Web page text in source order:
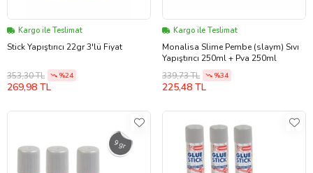
Kargo ile Teslimat
Stick Yapıştırıcı 22gr 3'lü Fiyat
353,30 TL %24
269,98 TL
Kargo ile Teslimat
Monalisa Slime Pembe (slaym) Sıvı
Yapıştırıcı 250ml + Pva 250ml
339,73 TL
%34
225,48 TL